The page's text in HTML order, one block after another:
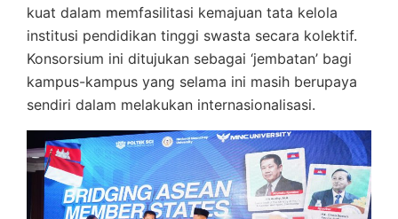
kuat dalam memfasilitasi kemajuan tata kelola
institusi pendidikan tinggi swasta secara kolektif.
Konsorsium ini ditujukan sebagai ‘jembatan’ bagi
kampus-kampus yang selama ini masih berupaya
sendiri dalam melakukan internasionalisasi.